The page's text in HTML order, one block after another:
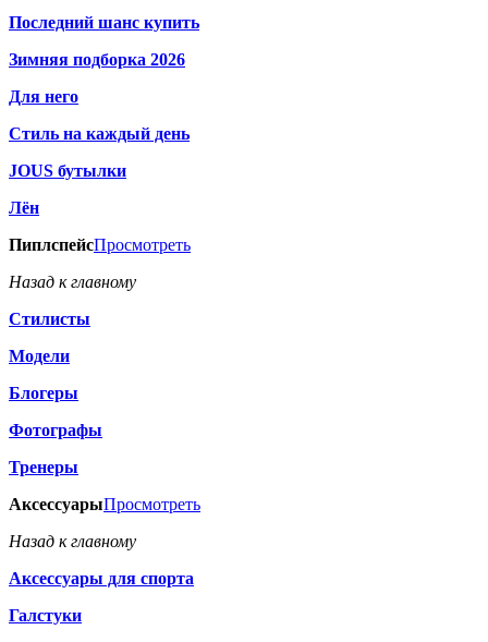
Последний шанс купить
Зимняя подборка 2026
Для него
Стиль на каждый день
JOUS бутылки
Лён
ПиплспейсПросмотреть
Назад к главному
Стилисты
Модели
Блогеры
Фотографы
Тренеры
АксессуарыПросмотреть
Назад к главному
Аксессуары для спорта
Галстуки